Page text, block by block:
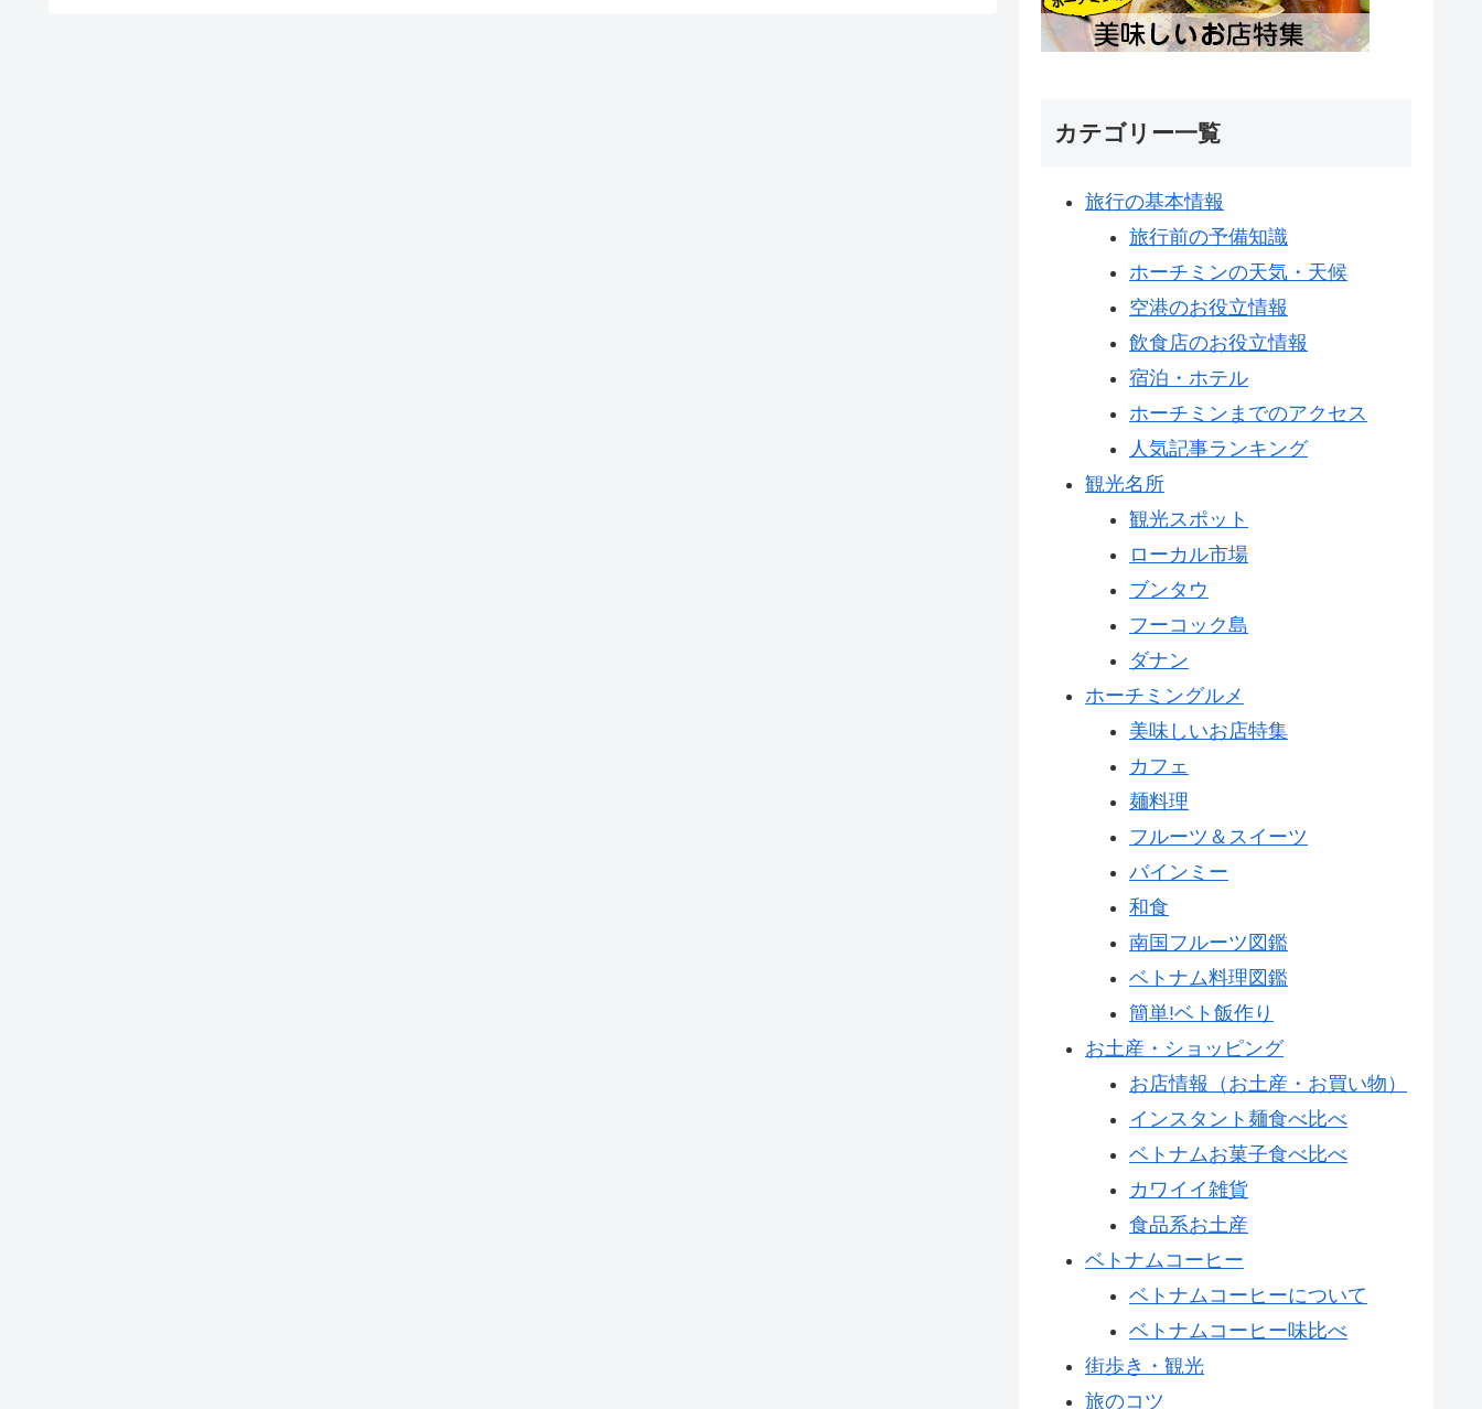
カテゴリー一覧
旅行の基本情報
旅行前の予備知識
ホーチミンの天気・天候
空港のお役立情報
飲食店のお役立情報
宿泊・ホテル
ホーチミンまでのアクセス
人気記事ランキング
観光名所
観光スポット
ローカル市場
ブンタウ
フーコック島
ダナン
ホーチミングルメ
美味しいお店特集
カフェ
麺料理
フルーツ＆スイーツ
バインミー
和食
南国フルーツ図鑑
ベトナム料理図鑑
簡単!ベト飯作り
お土産・ショッピング
お店情報（お土産・お買い物）
インスタント麺食べ比べ
ベトナムお菓子食べ比べ
カワイイ雑貨
食品系お土産
ベトナムコーヒー
ベトナムコーヒーについて
ベトナムコーヒー味比べ
街歩き・観光
旅のコツ